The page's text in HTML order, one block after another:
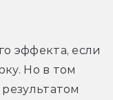
эффекта, если
Но в том